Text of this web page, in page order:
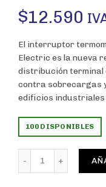
$12.590
El interruptor
Electric es la nueva
distribución terminal
contra sobrecargas
edificios
100 DISPONIBLES